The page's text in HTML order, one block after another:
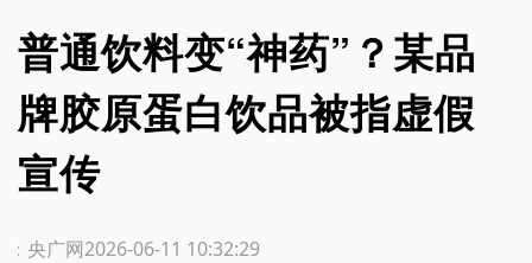
普通饮料变“神药”？某品
牌胶原蛋白饮品被指虚假
宣传
2026-06-11 10:32:29
：央广网